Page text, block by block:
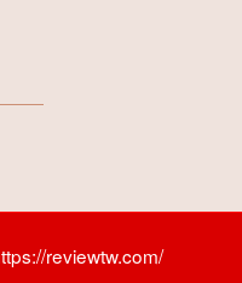
reviewtw.com/